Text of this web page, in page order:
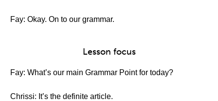
Fay: Okay. On to our grammar.
Lesson focus
Fay: What’s our main Grammar Point for today?
Chrissi: It’s the definite article.